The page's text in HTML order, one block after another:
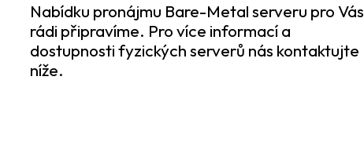
Nabídku pronájmu Bare-Metal serveru pro Vás
rádi připravíme. Pro více informací a
dostupnosti fyzických serverů nás kontaktujte
níže.